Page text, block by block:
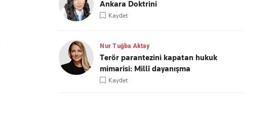
Ankara Doktrini
Kaydet
Nur Tuğba Aktay
Terör parantezini kapatan hukuk
mimarisi: Millî dayanışma
Kaydet